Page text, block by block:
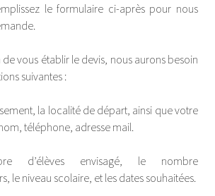
le formulaire ci-après pour nous
de vous établir le devis, nous aurons besoin
suivantes :
la localité de départ, ainsi que votre
téléphone, adresse mail.
d’élèves envisagé, le nombre
le niveau scolaire, et les dates souhaitées.